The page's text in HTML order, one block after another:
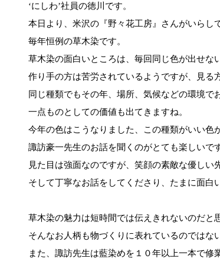
‘にしわ’社員の徳川です。
本日より、米沢の『野々花工房』さんがいらし
毎年恒例の草木染です。
草木染の面白いところは、毎回同じ色が出せな
作り手の方は苦労されているようですが、見る
同じ種類でもその年、場所、気候などの環境で
一点ものとしての価値も出てきますね。
今年の色はこうなりました、この種類がいい色
諏訪豪一先生のお話を聞くのがとても楽しいです
見た目は強面なのですが、笑顔の素敵な優しい
そして丁寧なお話をしてくださり、たまに面白
草木染の魅力は短時間では伝えきれないのだ
そんなお人柄も物づくりに表れているのではな
また、諏訪先生は藍染めを１０年以上一本で修